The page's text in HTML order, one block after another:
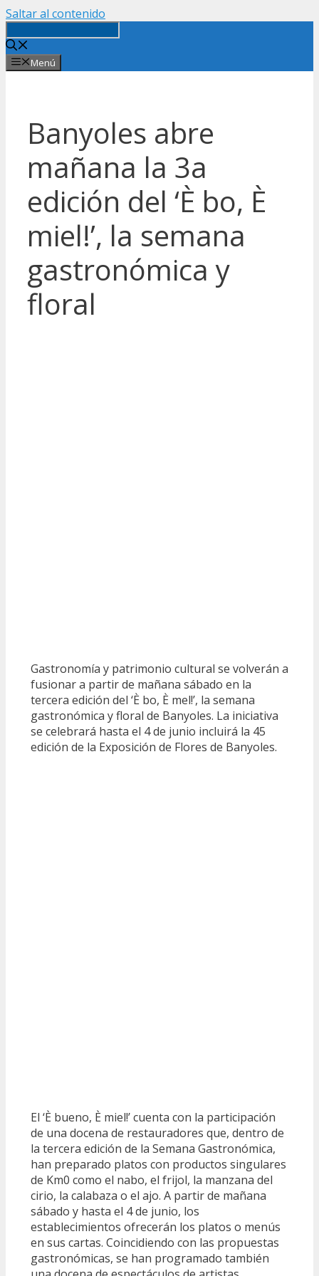
Saltar al contenido
Menú
Banyoles abre
mañana la 3a
edición del ‘È bo, È
miel!’, la semana
gastronómica y
floral
Gastronomía y patrimonio cultural se volverán a
fusionar a partir de mañana sábado en la
tercera edición del ‘È bo, È mel!’, la semana
gastronómica y floral de Banyoles. La iniciativa
se celebrará hasta el 4 de junio incluirá la 45
edición de la Exposición de Flores de Banyoles.
El ‘È bueno, È miel!’ cuenta con la participación
de una docena de restauradores que, dentro de
la tercera edición de la Semana Gastronómica,
han preparado platos con productos singulares
de Km0 como el nabo, el frijol, la manzana del
cirio, la calabaza o el ajo. A partir de mañana
sábado y hasta el 4 de junio, los
establecimientos ofrecerán los platos o menús
en sus cartas. Coincidiendo con las propuestas
gastronómicas, se han programado también